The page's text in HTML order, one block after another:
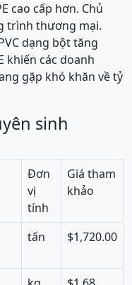
cao cấp hơn. Chủ
trình thương mại.
dạng bột tăng
khiến các doanh
gặp khó khăn về tỷ
sinh
Đơn
vị
tính
Giá tham
khảo
tấn $1,720.00